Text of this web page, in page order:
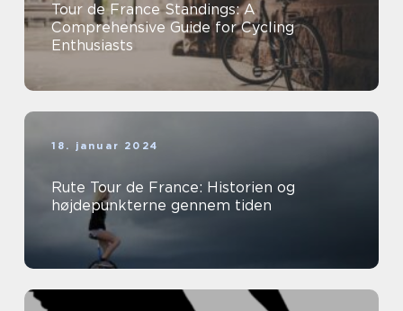
Tour de France Standings: A
Comprehensive Guide for Cycling
Enthusiasts
18. januar 2024
Rute Tour de France: Historien og
højdepunkterne gennem tiden